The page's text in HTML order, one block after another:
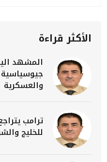
الأكثر قراءة
المشهد
جيوسياسية
والعسكرية
ترامب
للخليج